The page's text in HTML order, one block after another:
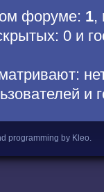
форуме: 1,
0 и
и
programming by Kleo.